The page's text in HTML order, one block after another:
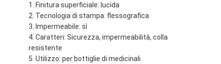
Finitura superficiale: lucida
Tecnologia di stampa: flessografica
Impermeabile: sì
Caratteri: Sicurezza, impermeabilità, colla
resistente
Utilizzo: per bottiglie di medicinali